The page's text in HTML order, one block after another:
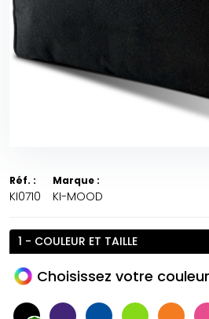
Réf. :
KI0710
Marque :
KI-MOOD
1 - COULEUR ET TAILLE
Choisissez votre